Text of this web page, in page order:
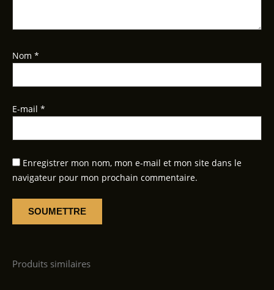
Nom *
E-mail *
Enregistrer mon nom, mon e-mail et mon site dans le
navigateur pour mon prochain commentaire.
Produits similaires